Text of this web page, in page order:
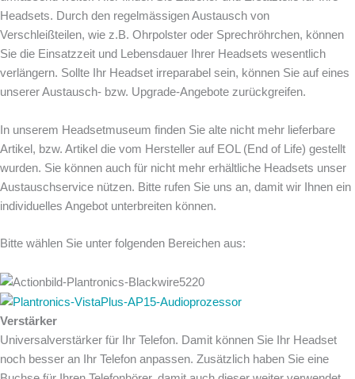
Headsets. Durch den regelmässigen Austausch von
Verschleißteilen, wie z.B. Ohrpolster oder Sprechröhrchen, können
Sie die Einsatzzeit und Lebensdauer Ihrer Headsets wesentlich
verlängern. Sollte Ihr Headset irreparabel sein, können Sie auf eines
unserer Austausch- bzw. Upgrade-Angebote zurückgreifen.
In unserem Headsetmuseum finden Sie alte nicht mehr lieferbare
Artikel, bzw. Artikel die vom Hersteller auf EOL (End of Life) gestellt
wurden. Sie können auch für nicht mehr erhältliche Headsets unser
Austauschservice nützen. Bitte rufen Sie uns an, damit wir Ihnen ein
individuelles Angebot unterbreiten können.
Bitte wählen Sie unter folgenden Bereichen aus:
Verstärker
Universalverstärker für Ihr Telefon. Damit können Sie Ihr Headset
noch besser an Ihr Telefon anpassen. Zusätzlich haben Sie eine